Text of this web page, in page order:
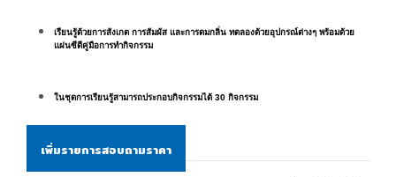
เรียนรู้ด้วยการสังเกต การสัมผัส และการดมกลิ่น ทดลองด้วยอุปกรณ์ต่างๆ พร้อมด้วย
แผ่นซีดีคู่มือการทำกิจกรรม
ในชุดการเรียนรู้สามารถประกอบกิจกรรมได้ 30 กิจกรรม
เพิ่มรายการสอบถามราคา